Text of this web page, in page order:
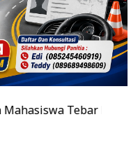
Bendera, Serukan